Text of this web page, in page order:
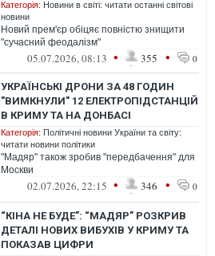
Категорія: Новини в світі: читати останні світові
новини
Новий прем'єр обіцяє повністю знищити
"сучасний феодалізм"
05.07.2026, 08:13 • 355 • 0
УКРАЇНСЬКІ ДРОНИ ЗА 48 ГОДИН
"ВИМКНУЛИ" 12 ЕЛЕКТРОПІДСТАНЦІЙ
В КРИМУ ТА НА ДОНБАСІ
Категорія: Політичні новини України та світу:
читати новини політики
"Мадяр" також зробив "передбачення" для
Москви
02.07.2026, 22:15 • 346 • 0
“КІНА НЕ БУДЕ”: “МАДЯР” РОЗКРИВ
ДЕТАЛІ НОВИХ ВИБУХІВ У КРИМУ ТА
ПОКАЗАВ ЦИФРИ